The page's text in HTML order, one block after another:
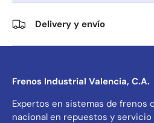
Delivery y envío
Frenos Industrial Valencia, C.A.
Expertos en sistemas de frenos
nacional en repuestos y